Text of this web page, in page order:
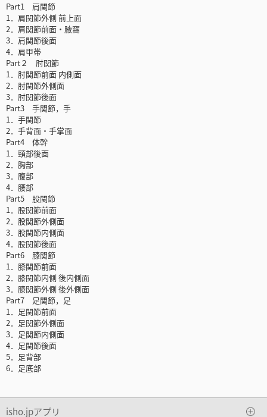
Part1 肩関節
1．肩関節外側 前上面
2．肩関節前面・腋窩
3．肩関節後面
4．肩甲帯
Part２ 肘関節
1．肘関節前面 内側面
2．肘関節外側面
3．肘関節後面
Part3 手関節，手
1．手関節
2．手背面・手掌面
Part4 体幹
1．頸部後面
2．胸部
3．腹部
4．腰部
Part5 股関節
1．股関節前面
2．股関節外側面
3．股関節内側面
4．股関節後面
Part6 膝関節
1．膝関節前面
2．膝関節内側 後内側面
3．膝関節外側 後外側面
Part7 足関節，足
1．足関節前面
2．足関節外側面
3．足関節内側面
4．足関節後面
5．足背部
6．足底部
isho.jpアプリ